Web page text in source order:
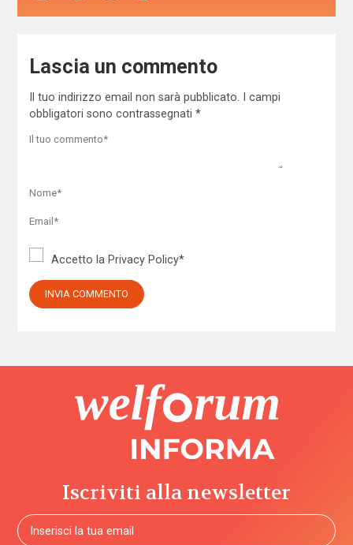
Lascia un commento
Il tuo indirizzo email non sarà pubblicato.
I campi
obbligatori sono contrassegnati *
Accetto la Privacy Policy*
Iscriviti alla newsletter